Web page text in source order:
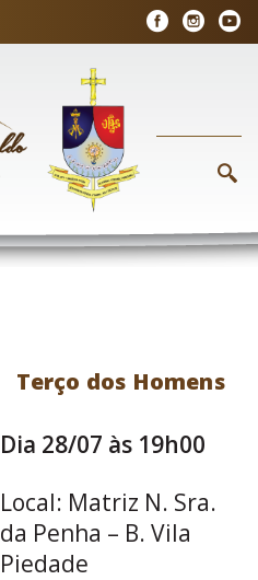
Terço dos Homens
Dia 28/07 às 19h00
Local: Matriz N. Sra.
da Penha – B. Vila
Piedade